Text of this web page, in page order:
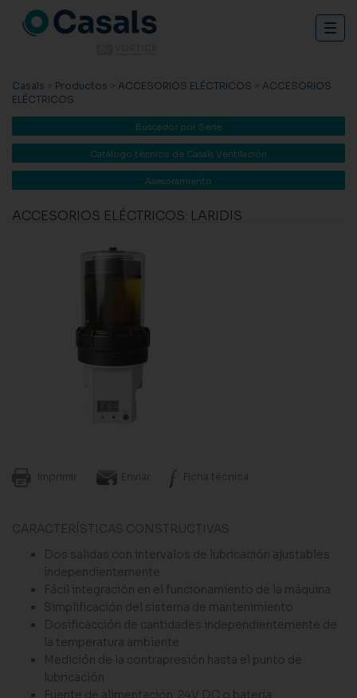
Casals > Productos > ACCESORIOS ELÉCTRICOS > ACCESORIOS
ELÉCTRICOS
Buscador por Serie
Catálogo técnico de Casals Ventilación
Asesoramiento
ACCESORIOS ELÉCTRICOS: LARIDIS
Imprimir Enviar Ficha técnica
CARACTERÍSTICAS CONSTRUCTIVAS
Dos salidas con intervalos de lubricación ajustables
independientemente
Fácil integración en el funcionamiento de la máquina
Simplificación del sistema de mantenimiento
Dosificacción de cantidades independientemente de
la temperatura ambiente
Medición de la contrapresión hasta el punto de
lubricación
Fuente de alimentación: 24V DC o batería